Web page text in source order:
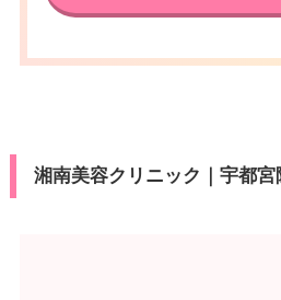
湘南美容クリニック｜宇都宮